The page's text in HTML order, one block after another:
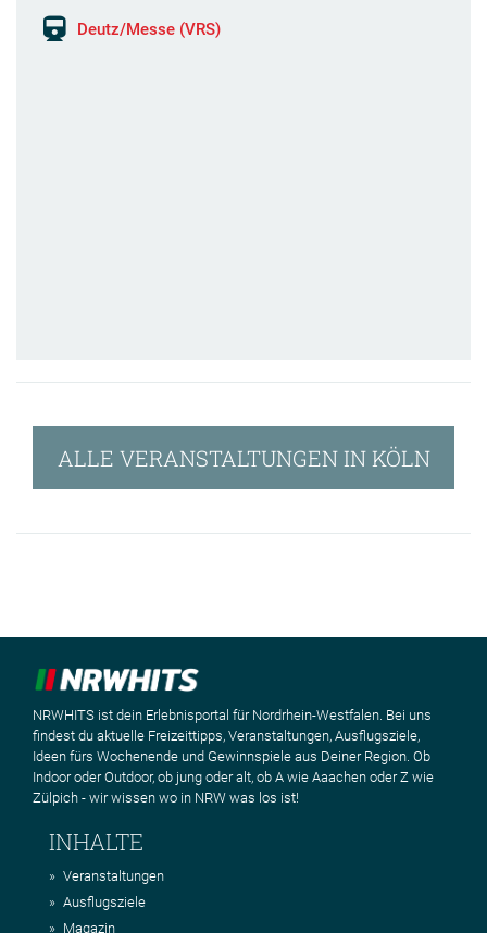
Deutz/Messe (VRS)
ALLE VERANSTALTUNGEN IN KÖLN
NRWHITS ist dein Erlebnisportal für Nordrhein-Westfalen. Bei uns
findest du aktuelle Freizeittipps, Veranstaltungen, Ausflugsziele,
Ideen fürs Wochenende und Gewinnspiele aus Deiner Region. Ob
Indoor oder Outdoor, ob jung oder alt, ob A wie Aaachen oder Z wie
Zülpich - wir wissen wo in NRW was los ist!
INHALTE
Veranstaltungen
Ausflugsziele
Magazin